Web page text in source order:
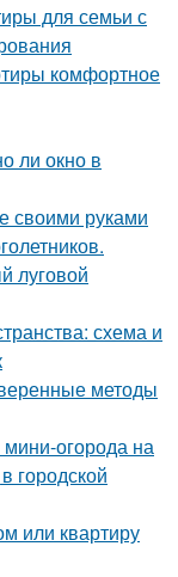
для семьи с
комфортное
ли окно в
своими руками
луговой
схема и
методы
огорода на
городской
или квартиру